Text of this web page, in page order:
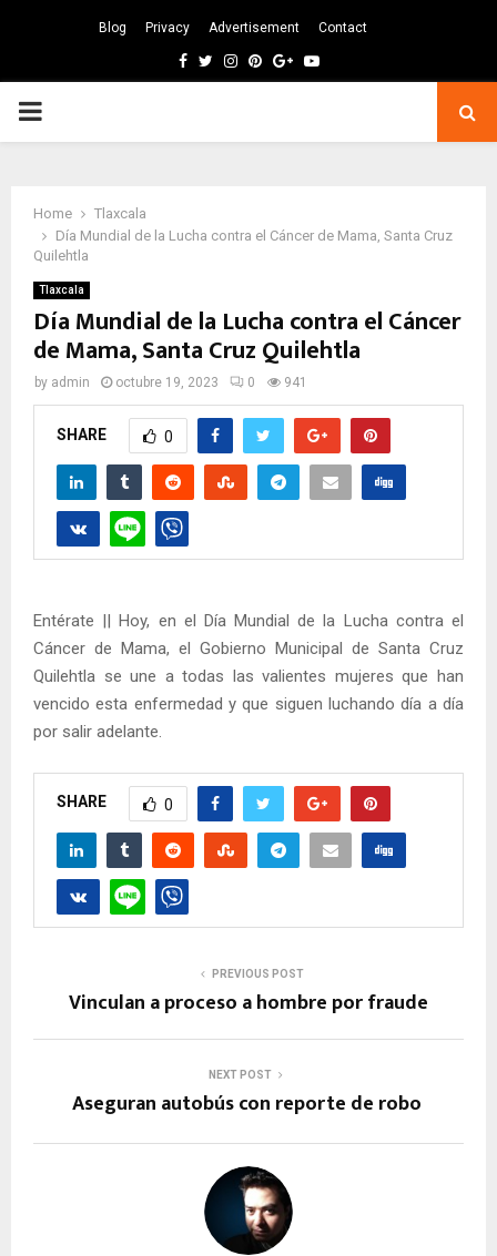
Blog Privacy Advertisement Contact
Facebook
TwitterInstagram
Pinterest
GoogleYoutube
PRIMARY
Home
Tlaxcala
Día Mundial de la Lucha contra el Cáncer de Mama, Santa Cruz
Quilehtla
Tlaxcala
Día Mundial de la Lucha contra el Cáncer
de Mama, Santa Cruz Quilehtla
by admin octubre 19, 2023 0 941
SHARE 0
Entérate || Hoy, en el Día Mundial de la Lucha contra el
Cáncer de Mama, el Gobierno Municipal de Santa Cruz
Quilehtla se une a todas las valientes mujeres que han
vencido esta enfermedad y que siguen luchando día a día
por salir adelante.
SHARE 0
PREVIOUS POST
Vinculan a proceso a hombre por fraude
NEXT POST
Aseguran autobús con reporte de robo